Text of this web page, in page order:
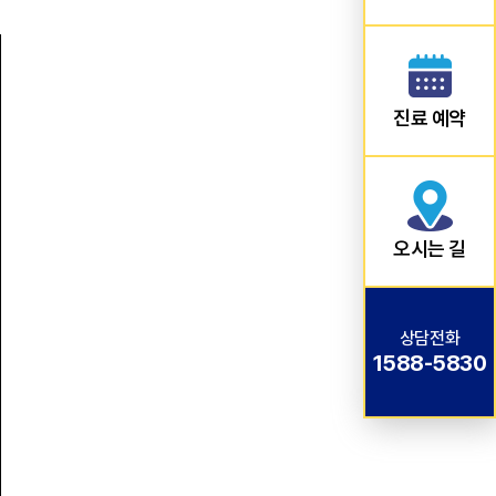
진료 예약
오시는 길
상담전화
1588-5830